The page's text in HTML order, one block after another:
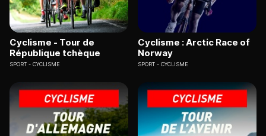
Cyclisme - Tour de
République tchèque
SPORT CYCLISME
Cyclisme : Arctic Race of
Norway
SPORT CYCLISME